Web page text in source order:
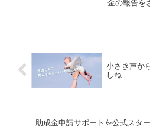
金の報告を
小さき声か
しね
助成金申請サポートを公式スタ